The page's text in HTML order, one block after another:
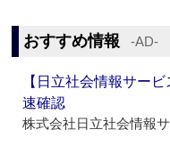
おすすめ情報 ‐AD‐
【日立社会情報サー
速確認
株式会社日立社会情報